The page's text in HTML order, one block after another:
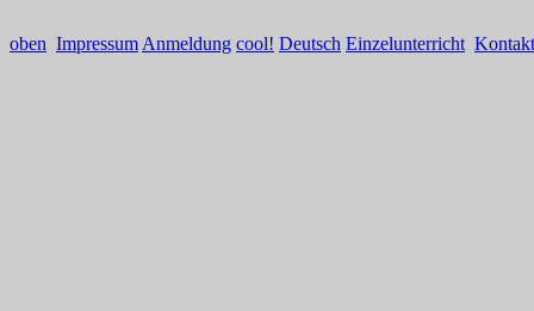
oben Impressum Anmeldung cool! Deutsch Einzelunterricht Kontakt